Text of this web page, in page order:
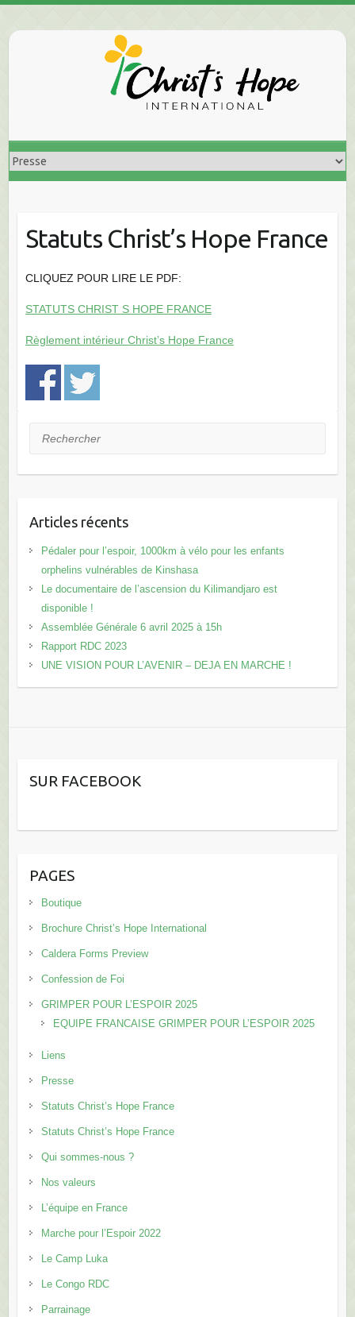
Statuts Christ’s Hope France
CLIQUEZ POUR LIRE LE PDF:
STATUTS CHRIST S HOPE FRANCE
Règlement intérieur Christ’s Hope France
Rechercher
Articles récents
Pédaler pour l’espoir, 1000km à vélo pour les enfants
orphelins vulnérables de Kinshasa
Le documentaire de l’ascension du Kilimandjaro est
disponible !
Assemblée Générale 6 avril 2025 à 15h
Rapport RDC 2023
UNE VISION POUR L’AVENIR – DEJA EN MARCHE !
SUR FACEBOOK
PAGES
Boutique
Brochure Christ’s Hope International
Caldera Forms Preview
Confession de Foi
GRIMPER POUR L’ESPOIR 2025
EQUIPE FRANCAISE GRIMPER POUR L’ESPOIR 2025
Liens
Presse
Statuts Christ’s Hope France
Statuts Christ’s Hope France
Qui sommes-nous ?
Nos valeurs
L’équipe en France
Marche pour l’Espoir 2022
Le Camp Luka
Le Congo RDC
Parrainage